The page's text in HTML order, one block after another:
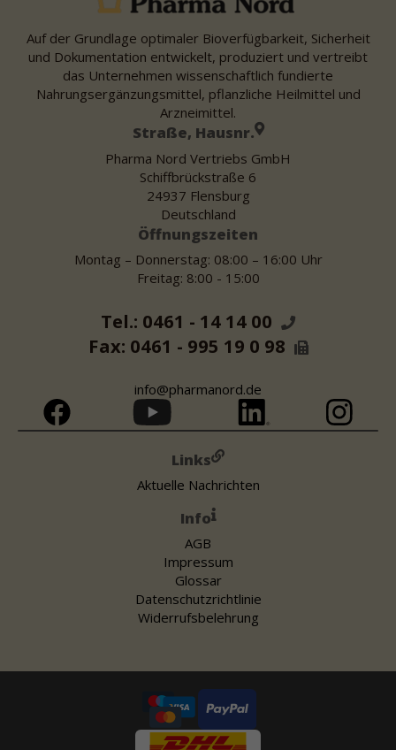
Auf der Grundlage optimaler Bioverfügbarkeit, Sicherheit
und Dokumentation entwickelt, produziert und vertreibt
das Unternehmen wissenschaftlich fundierte
Nahrungsergänzungsmittel, pflanzliche Heilmittel und
Arzneimittel.
Straße, Hausnr.
Pharma Nord Vertriebs GmbH
Schiffbrückstraße 6
24937 Flensburg
Deutschland
Öffnungszeiten
Montag – Donnerstag: 08:00 – 16:00 Uhr
Freitag: 8:00 - 15:00
Tel.: 0461 - 14 14 00
Fax: 0461 - 995 19 0 98
info@pharmanord.de
Links
Aktuelle Nachrichten
Info
AGB
Impressum
Glossar
Datenschutzrichtlinie
Widerrufsbelehrung